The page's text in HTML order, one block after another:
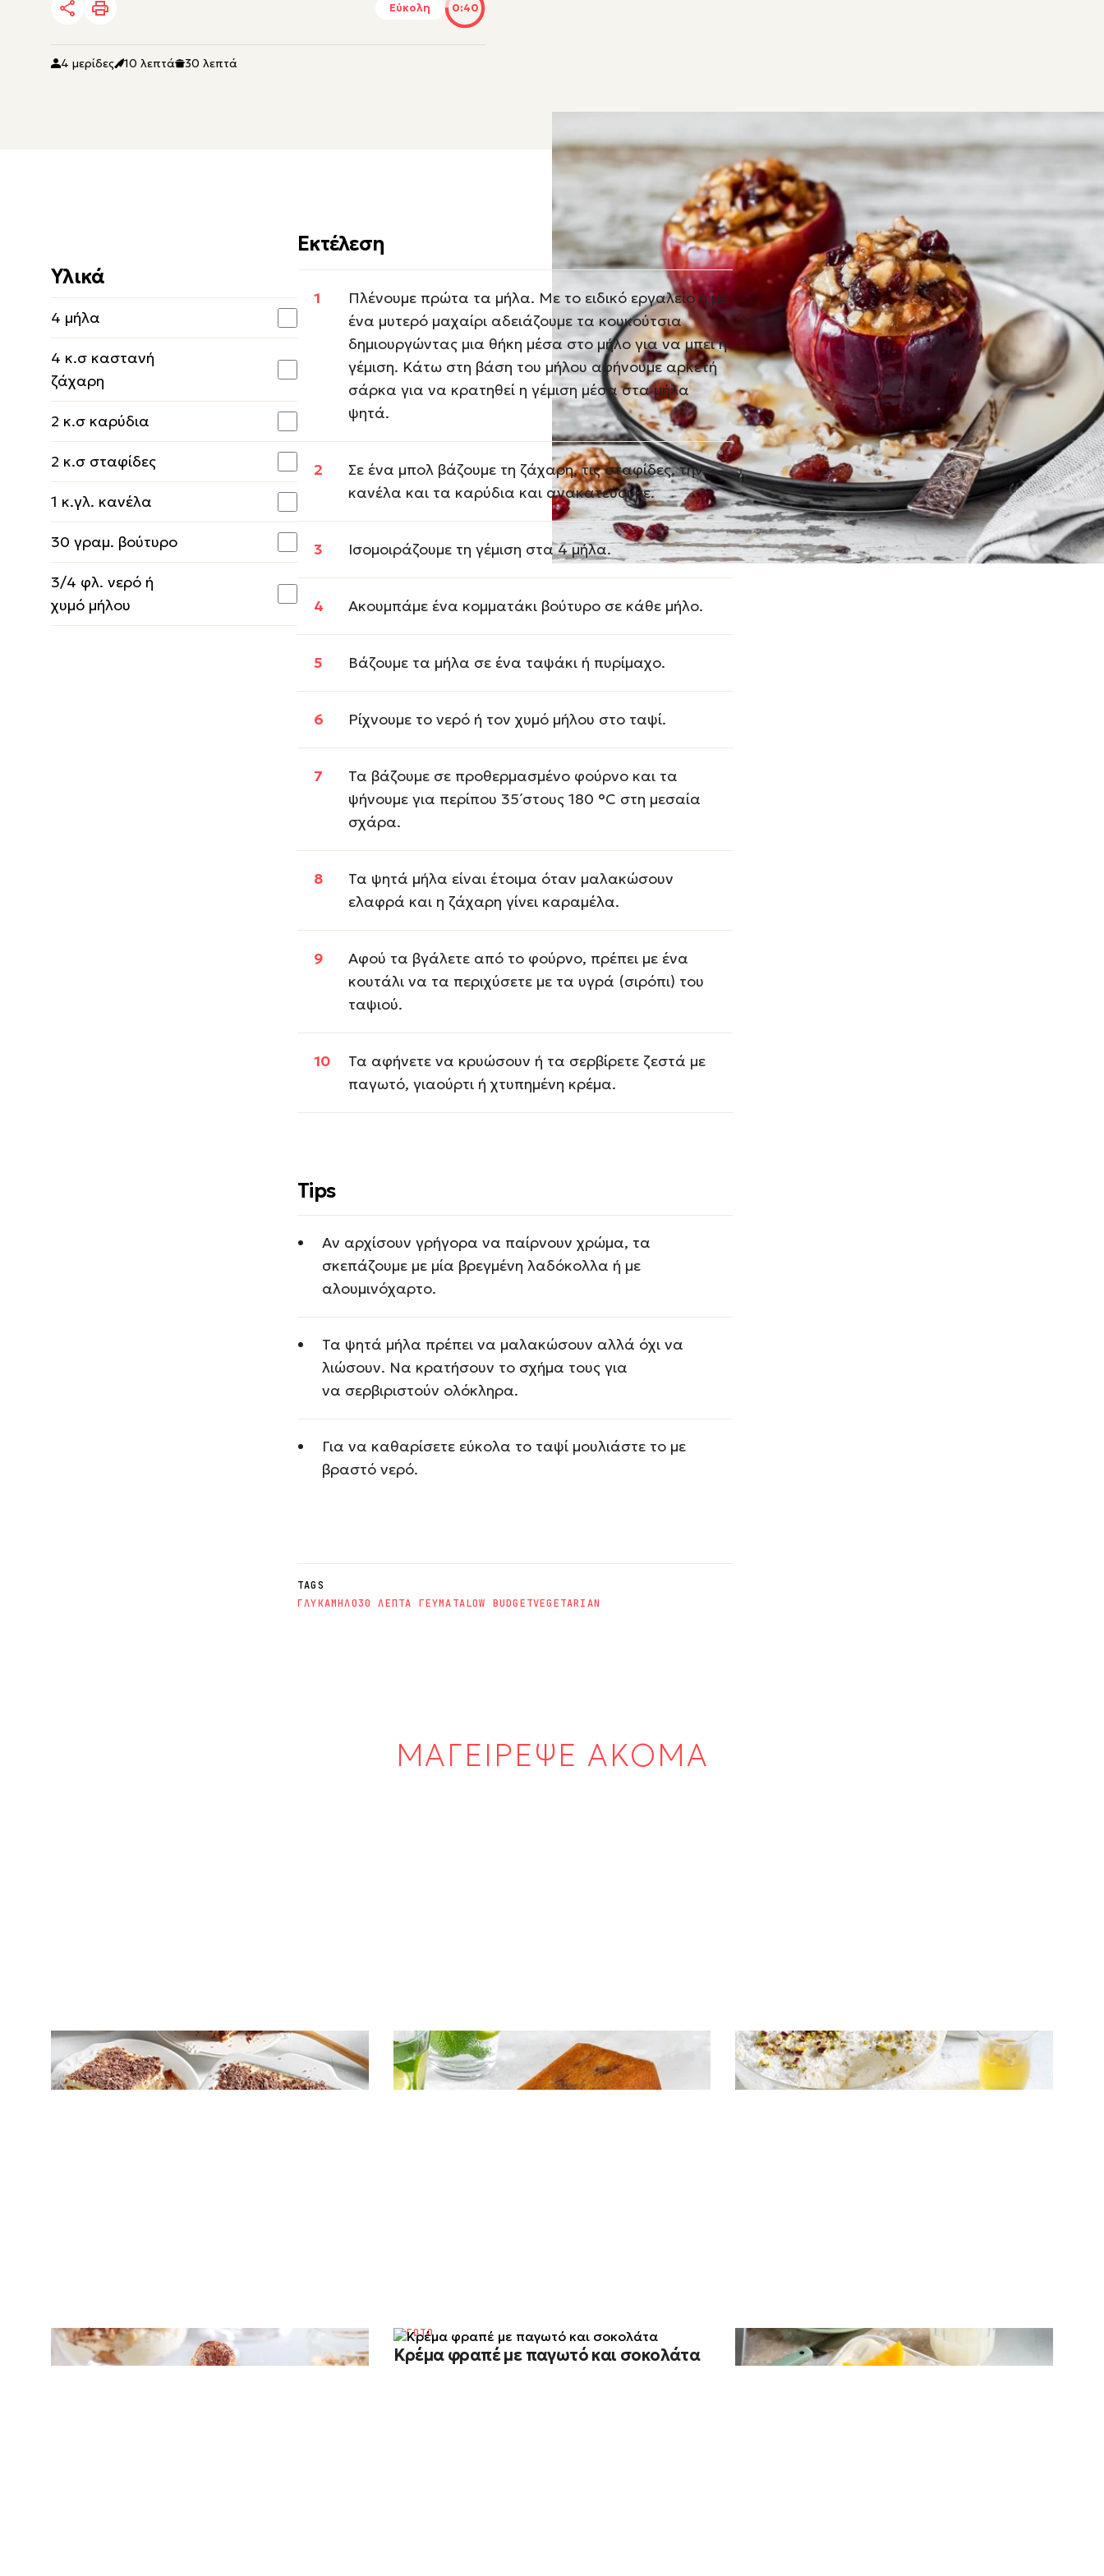
Εύκολη 0:40
4 μερίδες 10 λεπτά 30 λεπτά
Υλικά
4 μήλα
4 κ.σ καστανή
ζάχαρη
2 κ.σ καρύδια
2 κ.σ σταφίδες
1 κ.γλ. κανέλα
30 γραμ. βούτυρο
3/4 φλ. νερό ή
χυμό μήλου
Εκτέλεση
Πλένουμε πρώτα τα μήλα. Με το ειδικό εργαλείο ή με
ένα μυτερό μαχαίρι αδειάζουμε τα κουκούτσια
δημιουργώντας μια θήκη μέσα στο μήλο για να μπει η
γέμιση. Κάτω στη βάση του μήλου αφήνουμε αρκετή
σάρκα για να κρατηθεί η γέμιση μέσα στα μήλα
ψητά.
Σε ένα μπολ βάζουμε τη ζάχαρη, τις σταφίδες, την
κανέλα και τα καρύδια και ανακατεύουμε.
Ισομοιράζουμε τη γέμιση στα 4 μήλα.
Ακουμπάμε ένα κομματάκι βούτυρο σε κάθε μήλο.
Βάζουμε τα μήλα σε ένα ταψάκι ή πυρίμαχο.
Ρίχνουμε το νερό ή τον χυμό μήλου στο ταψί.
Τα βάζουμε σε προθερμασμένο φούρνο και τα
ψήνουμε για περίπου 35΄στους 180 °C στη μεσαία
σχάρα.
Τα ψητά μήλα είναι έτοιμα όταν μαλακώσουν
ελαφρά και η ζάχαρη γίνει καραμέλα.
Αφού τα βγάλετε από το φούρνο, πρέπει με ένα
κουτάλι να τα περιχύσετε με τα υγρά (σιρόπι) του
ταψιού.
Τα αφήνετε να κρυώσουν ή τα σερβίρετε ζεστά με
παγωτό, γιαούρτι ή χτυπημένη κρέμα.
Tips
Αν αρχίσουν γρήγορα να παίρνουν χρώμα, τα
σκεπάζουμε με μία βρεγμένη λαδόκολλα ή με
αλουμινόχαρτο.
Τα ψητά μήλα πρέπει να μαλακώσουν αλλά όχι να
λιώσουν. Να κρατήσουν το σχήμα τους για
να σερβιριστούν ολόκληρα.
Για να καθαρίσετε εύκολα το ταψί μουλιάστε το με
βραστό νερό.
TAGS
ΓΛΥΚΑΜΗΛΟ30 ΛΕΠΤΑ ΓΕΥΜΑΤΑLOW BUDGETVEGETARIAN
ΜΑΓΕΙΡΕΨΕ ΑΚΟΜΑ
Γλυκό ψυγείου με σαβαγιάρ και τρεις
σοκολάτες
ΓΛΥΚΑ ΨΥΓΕΙΟΥ
Κέικ με κεράσια
ΚΕΙΚ
Γλυκό ψυγείου με γιαούρτι, ζελέ λεμόνι
και καρύδα
ΓΛΥΚΑ ΨΥΓΕΙΟΥ
Ζαμπαγιόνε: Ιταλική κρέμα με κρασί
ΜΟΥΣ / ΚΡΕΜΕΣ
Κρέμα φραπέ με παγωτό και σοκολάτα
ΠΑΓΩΤΟ
Γλυκό ψυγείου με ροδάκινα και κράκερ
ΓΛΥΚΑ ΨΥΓΕΙΟΥ